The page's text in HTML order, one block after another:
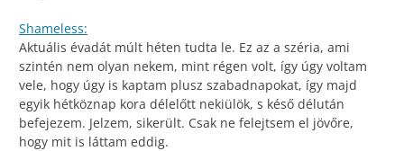
Shameless:
Aktuális évadát múlt héten tudta le. Ez az a széria, ami
szintén nem olyan nekem, mint régen volt, így úgy voltam
vele, hogy úgy is kaptam plusz szabadnapokat, így majd
egyik hétköznap kora délelőtt nekiülök, s késő délután
befejezem. Jelzem, sikerült. Csak ne felejtsem el jövőre,
hogy mit is láttam eddig.